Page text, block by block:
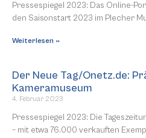
Pressespiegel 2023: Das Online-
den Saisonstart 2023 im Plecher
Weiterlesen »
Der Neue Tag/Onetz.de:
Kameramuseum
4. Februar 2023
Pressespiegel 2023: Die
– mit etwa 76.000 verkauften